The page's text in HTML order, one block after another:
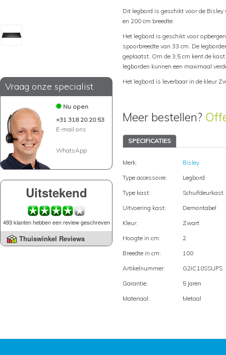
Vraag onze specialist
Nu open
+31 318 20 20 53
E-mail ons
WhatsApp
Uitstekend
493 klanten hebben een review geschreven
Thuiswinkel Reviews
Dit legbord is geschikt voor de
en 200 cm breedte.
Het legbord is geschikt voor
spoorbreedte van 33 cm. De
geplaatst. Om de 3,5 cm kent de
legborden kunnen een maximaal
Het legbord is leverbaar in de kleur
Meer bestellen?
SPECIFICATIES
Merk:
Bisley
Type accessoire:
Legbord
Type kast:
Schuifdeurkast
Uitvoering kast:
Demontabel
Kleur:
Zwart
Hoogte in cm:
2
Breedte in cm:
100
Artikelnummer:
G2IC10SSUPS
Garantie:
5 jaren
Materiaal:
Metaal